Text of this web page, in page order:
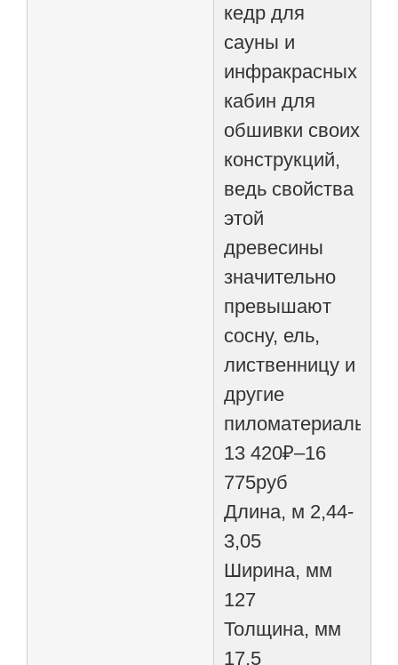
кедр для
сауны и
инфракрасных
кабин для
обшивки своих
конструкций,
ведь свойства
этой
древесины
значительно
превышают
сосну, ель,
лиственницу и
другие
пиломатериалы.
13 420₽–16
775руб
Длина, м 2,44-
3,05
Ширина, мм
127
Толщина, мм
17,5